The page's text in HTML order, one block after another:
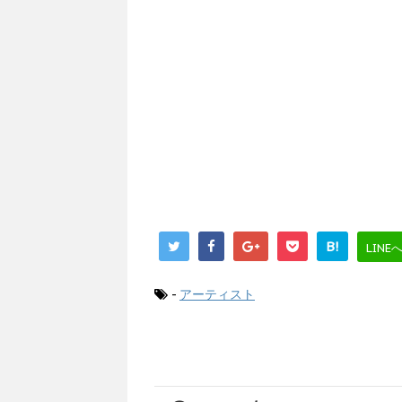
B! LINE
- アーティスト